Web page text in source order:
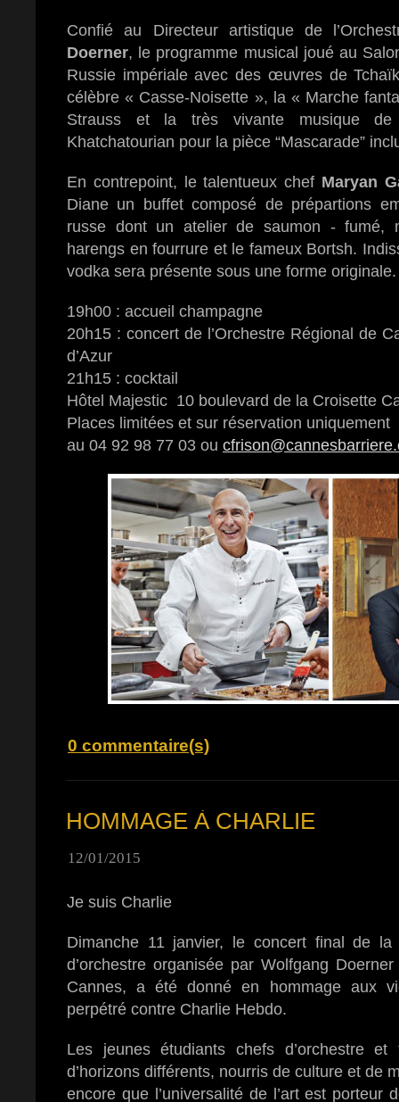
Confié au Directeur artistique de
Doerner, le programme musical joué au
Russie impériale avec des œuvres de
célèbre « Casse‐Noisette », la « Marche
Strauss et la très vivante musique
Khatchatourian pour la pièce “Mascarade”
En contrepoint, le talentueux chef Maryan
Diane un buffet composé de prépartions
russe dont un atelier de saumon ‐ fumé,
harengs en fourrure et le fameux Bortsh.
vodka sera présente sous une forme originale.
19h00 : accueil champagne
20h15 : concert de l’Orchestre Régional de
d’Azur
21h15 : cocktail
Hôtel Majestic 10 boulevard de la Croisette
Places limitées et sur réservation uniquement
au 04 92 98 77 03 ou
0 commentaire(s)
HOMMAGE À CHARLIE
12/01/2015
Je suis Charlie
Dimanche 11 janvier, le concert final de
d’orchestre organisée par Wolfgang
Cannes, a été donné en hommage aux
perpétré contre Charlie Hebdo.
Les jeunes étudiants chefs d’orchestre
d’horizons différents, nourris de culture et de
encore que l’universalité de l’art est porteur